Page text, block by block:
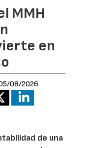
MMH
en
08/2026
de una